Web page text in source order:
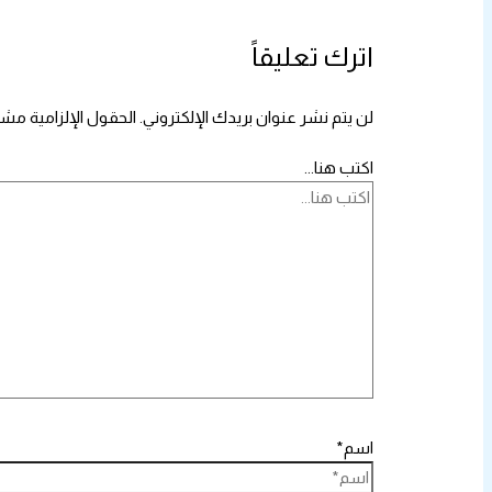
اترك تعليقاً
لن يتم نشر عنوان بريدك الإلكتروني. الحقول الإلزامية
اكتب هنا...
اسم*